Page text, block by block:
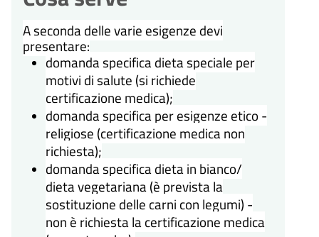
A seconda delle varie esigenze devi
presentare:
domanda specifica dieta speciale per
motivi di salute (si richiede
certificazione medica);
domanda specifica per esigenze etico -
religiose (certificazione medica non
richiesta);
domanda specifica dieta in bianco/
dieta vegetariana (è prevista la
sostituzione delle carni con legumi) -
non è richiesta la certificazione medica